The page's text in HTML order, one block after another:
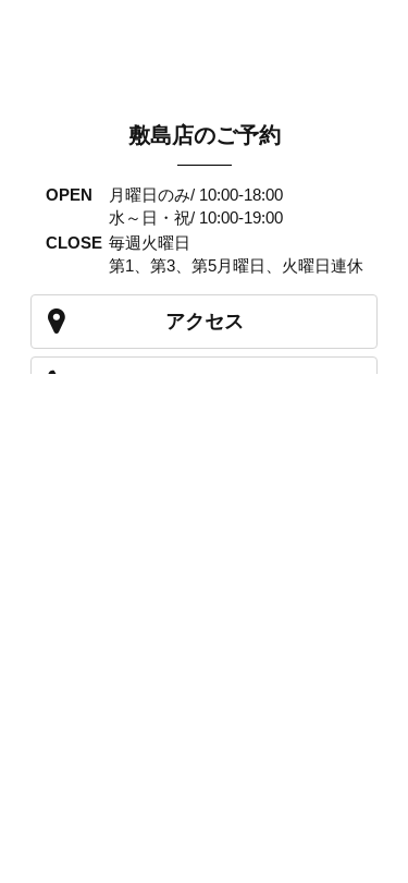
敷島店のご予約
OPEN
月曜日のみ/ 10:00-18:00
水～日・祝/ 10:00-19:00
CLOSE 毎週火曜日
第1、第3、第5月曜日、火曜日連休
アクセス